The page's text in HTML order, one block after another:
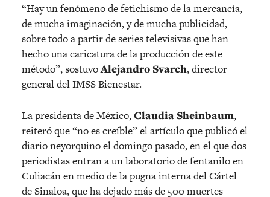
“Hay un fenómeno de fetichismo de la mercancía,
de mucha imaginación, y de mucha publicidad,
sobre todo a partir de series televisivas que han
hecho una caricatura de la producción de este
método”, sostuvoAlejandro Svarch, director
general del IMSS Bienestar.
La presidenta de México,Claudia Sheinbaum,
reiteró que “no es creíble” el artículo que publicó el
diario neyorquino el domingo pasado, en el que dos
periodistas entran a un laboratorio de fentanilo en
Culiacán en medio de la pugna interna del Cártel
de Sinaloa, que ha dejado más de 500 muertes